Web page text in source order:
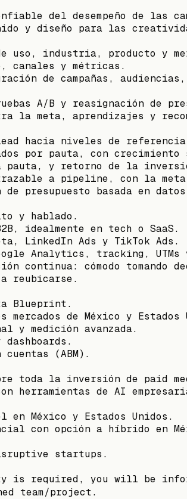
del desempeño de las
y diseño para las
uso, industria, producto y
canales y métricas.
de campañas,
A/B y reasignación de
la meta, aprendizajes y
hacia niveles de
por pauta, con crecimiento
y retorno de la
a pipeline, con la
presupuesto basada en
y hablado.
idealmente en tech o SaaS.
LinkedIn Ads y TikTok Ads.
Analytics, tracking,
continua: cómodo tomando
reubicarse.
Blueprint.
de México y Estados
y medición avanzada.
(ABM).
toda la inversión de paid
herramientas de AI
México y Estados Unidos.
con opción a híbrido en
startups.
is required, you will be
team/project.